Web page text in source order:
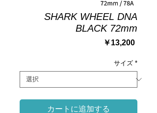
SHARK WHEEL DNA
BLACK 72mm
￥13,200価
サイズ *
カートに追加する